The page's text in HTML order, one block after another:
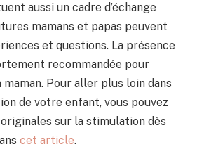
aussi un cadre d’échange
mamans et papas peuvent
et questions. La présence
recommandée pour
Pour aller plus loin dans
de votre enfant, vous pouvez
sur la stimulation dès
cet article.